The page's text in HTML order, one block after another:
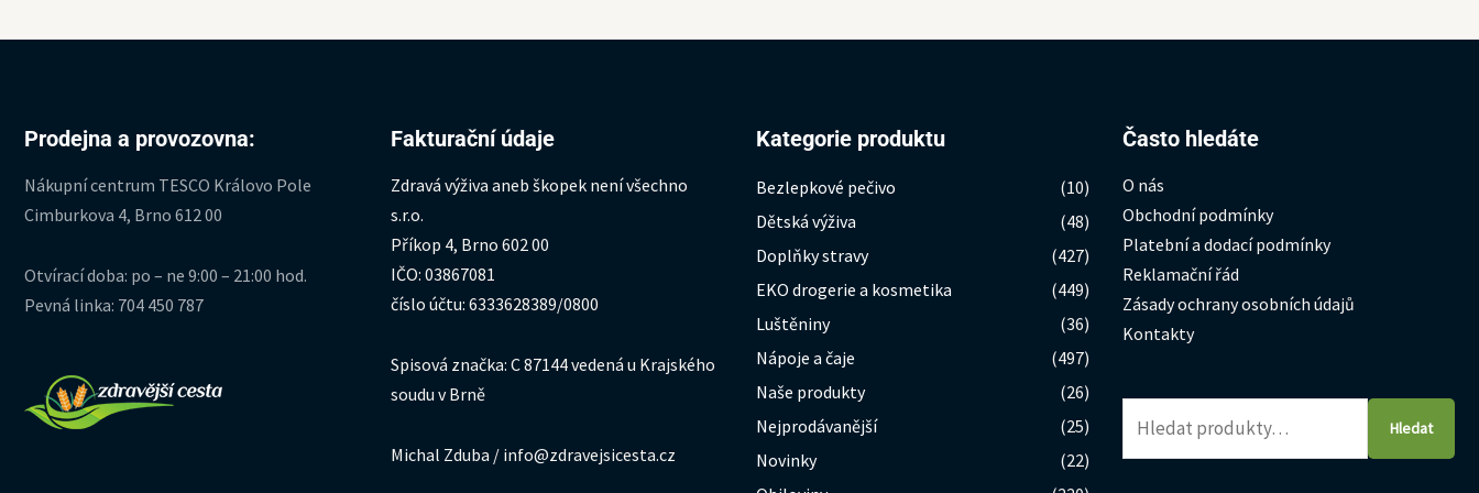
Prodejna a provozovna:
Nákupní centrum TESCO Královo Pole
Cimburkova 4, Brno 612 00
Otvírací doba: po – ne 9:00 – 21:00 hod.
Pevná linka: 704 450 787
Fakturační údaje
Zdravá výživa aneb škopek není všechno
s.r.o.
Příkop 4, Brno 602 00
IČO: 03867081
číslo účtu: 6333628389/0800
Spisová značka: C 87144 vedená u Krajského
soudu v Brně
Michal Zduba / info@zdravejsicesta.cz
Kategorie produktu
Bezlepkové pečivo
(10)
Dětská výživa
(48)
Doplňky stravy
(427)
EKO drogerie a kosmetika
(449)
Luštěniny
(36)
Nápoje a čaje
(497)
Naše produkty
(26)
Nejprodávanější
(25)
Novinky
(22)
Často hledáte
O nás
Obchodní podmínky
Platební a dodací podmínky
Reklamační řád
Zásady ochrany osobních údajů
Kontakty
Hledat:
Hledat